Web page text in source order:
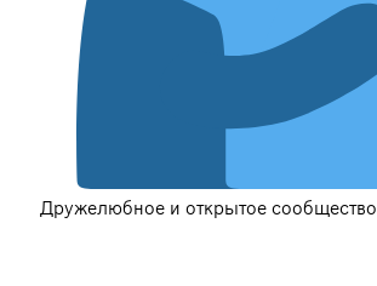
Дружелюбное и открытое сообщество